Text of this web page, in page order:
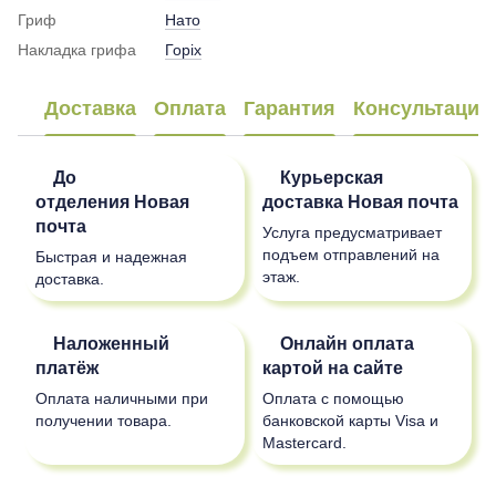
Гриф
Нато
Накладка грифа
Горіх
Доставка Оплата Гарантия Консультация
До
отделения Новая
почта
Быстрая и надежная
доставка.
Курьерская
доставка Новая почта
Услуга предусматривает
подъем отправлений на
этаж.
Наложенный
платёж
Оплата наличными при
получении товара.
Онлайн оплата
картой на сайте
Оплата с помощью
банковской карты Visa и
Mastercard.